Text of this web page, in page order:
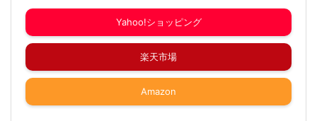
Yahoo!ショッピング
楽天市場
Amazon